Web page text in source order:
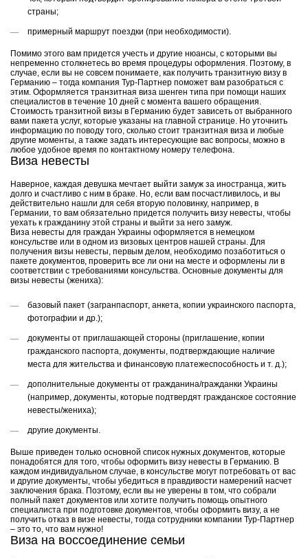
страны;
примерный маршрут поездки (при необходимости).
Помимо этого вам придется учесть и другие нюансы, с которыми вы
непременно столкнетесь во время процедуры оформления. Поэтому, в
случае, если вы не совсем понимаете, как получить транзитную визу в
Германию – тогда компания Тур-Партнер поможет вам разобраться с
этим. Оформляется транзитная виза шенген типа при помощи наших
специалистов в течение 10 дней с момента вашего обращения.
Стоимость транзитной визы в Германию будет зависеть от выбранного
вами пакета услуг, которые указаны на главной странице. Но уточнить
информацию по поводу того, сколько стоит транзитная виза и любые
другие моменты, а также задать интересующие вас вопросы, можно в
любое удобное время по контактному номеру телефона.
Виза невесты
Наверное, каждая девушка мечтает выйти замуж за иностранца, жить
долго и счастливо с ним в браке. Но, если вам посчастливилось, и вы
действительно нашли для себя вторую половинку, например, в
Германии, то вам обязательно придется получить визу невесты, чтобы
уехать к гражданину этой страны и выйти за него замуж.
Виза невесты для граждан Украины оформляется в немецком
консульстве или в одном из визовых центров нашей страны. Для
получения визы невесты, первым делом, необходимо позаботиться о
пакете документов, проверить все ли они на месте и оформлены ли в
соответствии с требованиями консульства. Основные документы для
визы невесты (жениха):
базовый пакет (загранпаспорт, анкета, копии украинского паспорта,
фотографии и др.);
документы от приглашающей стороны (приглашение, копии
гражданского паспорта, документы, подтверждающие наличие
места для жительства и финансовую платежеспособность и т. д.);
дополнительные документы от гражданина/гражданки Украины
(например, документы, которые подтвердят гражданское состояние
невесты/жениха);
другие документы.
Выше приведен только основной список нужных документов, которые
понадобятся для того, чтобы оформить визу невесты в Германию. В
каждом индивидуальном случае, в консульстве могут потребовать от вас
и другие документы, чтобы убедиться в правдивости намерений насчет
заключения брака. Поэтому, если вы не уверены в том, что собрали
полный пакет документов или хотите получить помощь опытного
специалиста при подготовке документов, чтобы оформить визу, а не
получить отказ в визе невесты, тогда сотрудники компании Тур-Партнер
– это то, что вам нужно!
Виза на воссоединение семьи